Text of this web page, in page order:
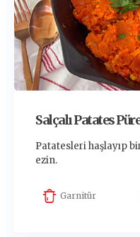
Salçalı Patates
Patatesleri haşlayıp
ezin.
Garnitür